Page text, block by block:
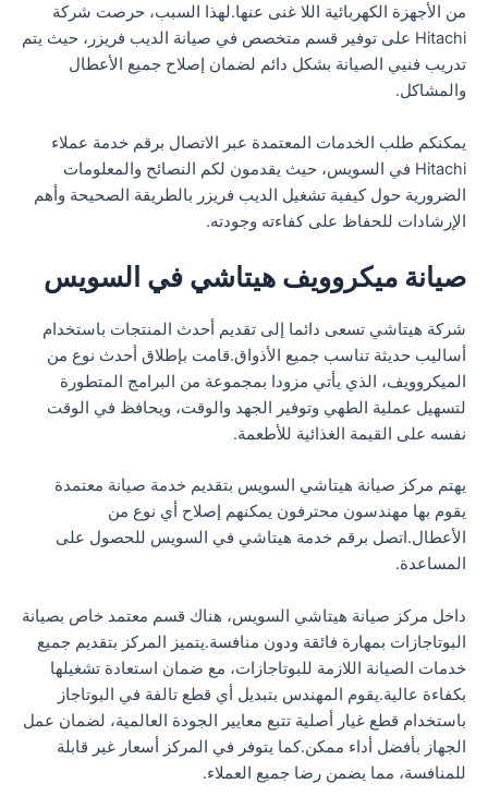
من الأجهزة الكهربائية اللا غنى عنها.لهذا السبب، حرصت شركة
Hitachi على توفير قسم متخصص في صيانة الديب فريزر، حيث يتم
تدريب فنيي الصيانة بشكل دائم لضمان إصلاح جميع الأعطال
والمشاكل.
يمكنكم طلب الخدمات المعتمدة عبر الاتصال برقم خدمة عملاء
Hitachi في السويس، حيث يقدمون لكم النصائح والمعلومات
الضرورية حول كيفية تشغيل الديب فريزر بالطريقة الصحيحة وأهم
الإرشادات للحفاظ على كفاءته وجودته.
صيانة ميكروويف هيتاشي في السويس
شركة هيتاشي تسعى دائما إلى تقديم أحدث المنتجات باستخدام
أساليب حديثة تناسب جميع الأذواق.قامت بإطلاق أحدث نوع من
الميكروويف، الذي يأتي مزودا بمجموعة من البرامج المتطورة
لتسهيل عملية الطهي وتوفير الجهد والوقت، ويحافظ في الوقت
نفسه على القيمة الغذائية للأطعمة.
يهتم مركز صيانة هيتاشي السويس بتقديم خدمة صيانة معتمدة
يقوم بها مهندسون محترفون يمكنهم إصلاح أي نوع من
الأعطال.اتصل برقم خدمة هيتاشي في السويس للحصول على
المساعدة.
داخل مركز صيانة هيتاشي السويس، هناك قسم معتمد خاص بصيانة
البوتاجازات بمهارة فائقة ودون منافسة.يتميز المركز بتقديم جميع
خدمات الصيانة اللازمة للبوتاجازات، مع ضمان استعادة تشغيلها
بكفاءة عالية.يقوم المهندس بتبديل أي قطع تالفة في البوتاجاز
باستخدام قطع غيار أصلية تتبع معايير الجودة العالمية، لضمان عمل
الجهاز بأفضل أداء ممكن.كما يتوفر في المركز أسعار غير قابلة
للمنافسة، مما يضمن رضا جميع العملاء.